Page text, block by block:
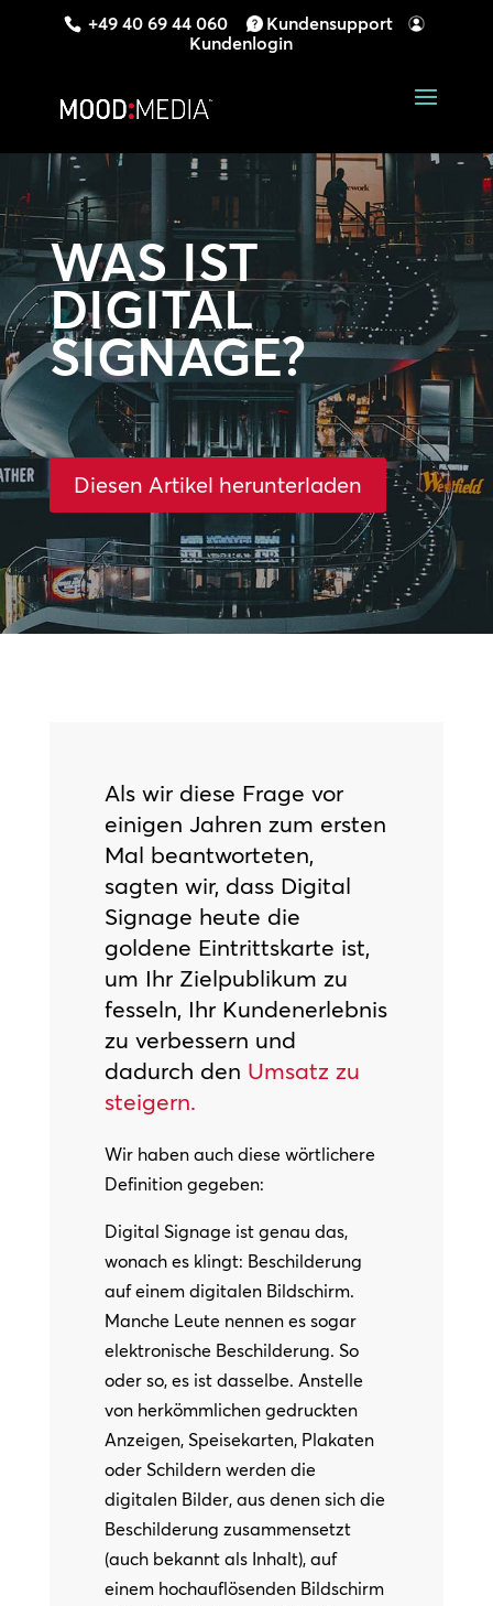
+49 40 69 44 060
Kundensupport
Kundenlogin
WAS IST
DIGITAL
SIGNAGE?
Diesen Artikel herunterladen
Als wir diese Frage vor
einigen Jahren zum ersten
Mal beantworteten,
sagten wir, dass Digital
Signage heute die
goldene Eintrittskarte ist,
um Ihr Zielpublikum zu
fesseln, Ihr Kundenerlebnis
zu verbessern und
dadurch den Umsatz zu
steigern.
Wir haben auch diese wörtlichere
Definition gegeben:
Digital Signage ist genau das,
wonach es klingt: Beschilderung
auf einem digitalen Bildschirm.
Manche Leute nennen es sogar
elektronische Beschilderung. So
oder so, es ist dasselbe. Anstelle
von herkömmlichen gedruckten
Anzeigen, Speisekarten, Plakaten
oder Schildern werden die
digitalen Bilder, aus denen sich die
Beschilderung zusammensetzt
(auch bekannt als Inhalt), auf
einem hochauflösenden Bildschirm